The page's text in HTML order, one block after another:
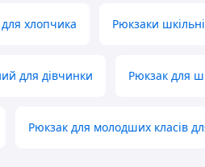
хлопчика Рюкзаки шкільні
для дівчинки Рюкзак для
Рюкзак для молодших класів